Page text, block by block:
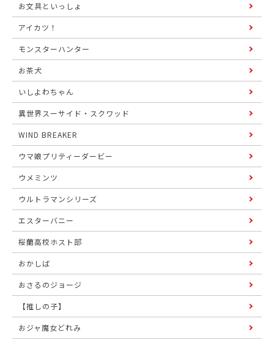
お文具といっしょ
アイカツ！
モンスターハンター
お茶犬
いしよわちゃん
異世界スーサイド・スクワッド
WIND BREAKER
ウマ娘プリティーダービー
ウメミンツ
ウルトラマンシリーズ
エスターバニー
桜蘭高校ホスト部
おかしば
おさるのジョージ
【推しの子】
おジャ魔女どれみ